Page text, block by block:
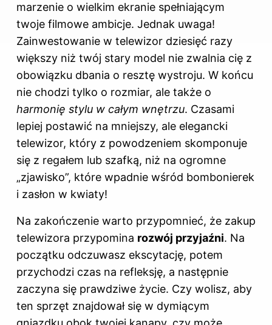
marzenie o wielkim ekranie spełniającym
twoje filmowe ambicje. Jednak uwaga!
Zainwestowanie w telewizor dziesięć razy
większy niż twój stary model nie zwalnia cię z
obowiązku dbania o resztę wystroju. W końcu
nie chodzi tylko o rozmiar, ale także o
harmonię stylu w całym wnętrzu. Czasami
lepiej postawić na mniejszy, ale elegancki
telewizor, który z powodzeniem skomponuje
się z regałem lub szafką, niż na ogromne
„zjawisko”, które wpadnie wśród bombonierek
i zasłon w kwiaty!
Na zakończenie warto przypomnieć, że zakup
telewizora przypomina rozwój przyjaźni. Na
początku odczuwasz ekscytację, potem
przychodzi czas na refleksję, a następnie
zaczyna się prawdziwe życie. Czy wolisz, aby
ten sprzęt znajdował się w dymiącym